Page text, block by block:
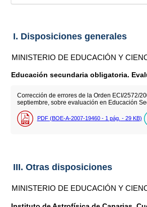
I. Disposiciones generales
MINISTERIO DE EDUCACIÓN Y
Educación secundaria obligatoria.
Corrección de errores de la Orden ECI/2572/
septiembre, sobre evaluación en Educación
PDF (BOE-A-2007-19460 - 1 pág. - 29 KB)
III. Otras disposiciones
MINISTERIO DE EDUCACIÓN Y